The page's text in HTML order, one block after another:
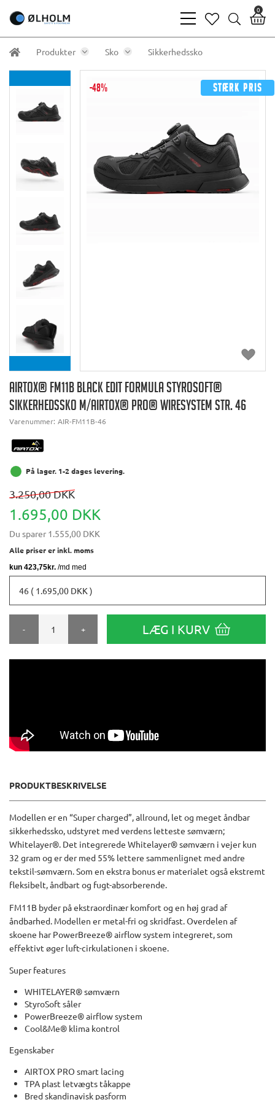
bars
light
heart
search
0
Produkter Sko Sikkerhedssko
-48% Stærk pris
AIRTOX® FM11B BLACK EDIT FORMULA STYROSOFT®
SIKKERHEDSSKO M/AIRTOX® PRO® WIRESYSTEM STR. 46
Varenummer: AIR-FM11B-46
På lager. 1-2 dages levering.
3.250,00 DKK
1.695,00 DKK
Du sparer 1.555,00 DKK
Alle priser er inkl. moms
46 ( 1.695,00 DKK )
- + LÆG I KURV
PRODUKTBESKRIVELSE
Modellen er en “Super charged”, allround, let og meget åndbar
sikkerhedssko, udstyret med verdens letteste sømværn;
Whitelayer®. Det integrerede Whitelayer® sømværn i vejer kun
32 gram og er der med 55% lettere sammenlignet med andre
tekstil-sømværn. Som en ekstra bonus er materialet også ekstremt
fleksibelt, åndbart og fugt-absorberende.
FM11B byder på ekstraordinær komfort og en høj grad af
åndbarhed. Modellen er metal-fri og skridfast. Overdelen af
skoene har PowerBreeze® airflow system integreret, som
effektivt øger luft-cirkulationen i skoene.
Super features
WHITELAYER® sømværn
StyroSoft såler
PowerBreeze® airflow system
Cool&Me® klima kontrol
Egenskaber
AIRTOX PRO smart lacing
TPA plast letvægts tåkappe
Bred skandinavisk pasform